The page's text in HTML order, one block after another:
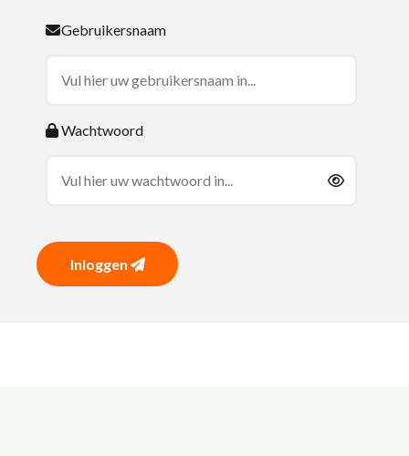
Gebruikersnaam
Wachtwoord
Inloggen